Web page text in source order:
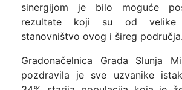
sinergijom je bilo moguće
rezultate koji su od velike
stanovništvo ovog i šireg područja.
Gradonačelnica Grada Slunja
pozdravila je sve uzvanike